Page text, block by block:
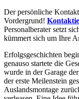
Der persönliche
Vordergrund!
Personalberater setzt
kümmert sich um Ihre
Erfolgsgeschichten
genauso startete die
wurde in der Garage
der erste Meilenstein
Auslandsmontage